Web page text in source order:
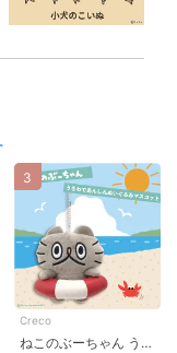
Creco
ねこのぶーちゃん うきわであんしんぬいぐるみマスコット
3